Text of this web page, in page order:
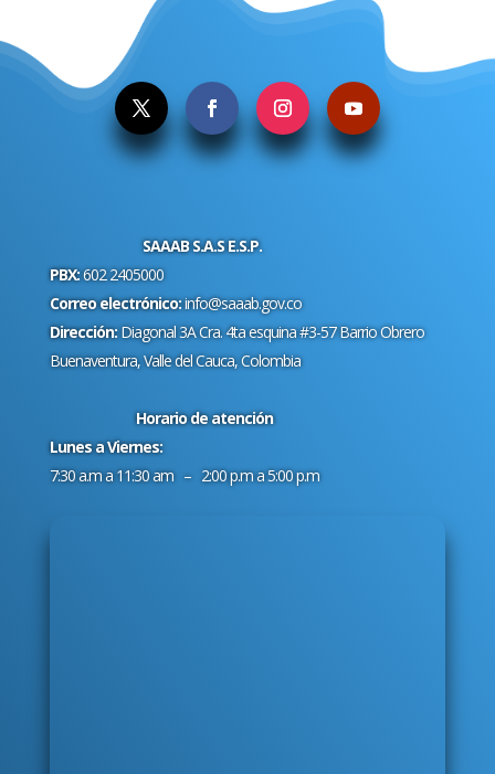
SAAAB S.A.S E.S.P.
PBX:602 2405000
Correo electrónico:info@saaab.gov.co
Dirección:Diagonal 3A Cra. 4ta esquina #3-57 Barrio Obrero
Buenaventura, Valle del Cauca, Colombia
Horario de atención
Lunes a Viernes:
7:30 a.m a 11:30 am – 2:00 p.m a 5:00 p.m